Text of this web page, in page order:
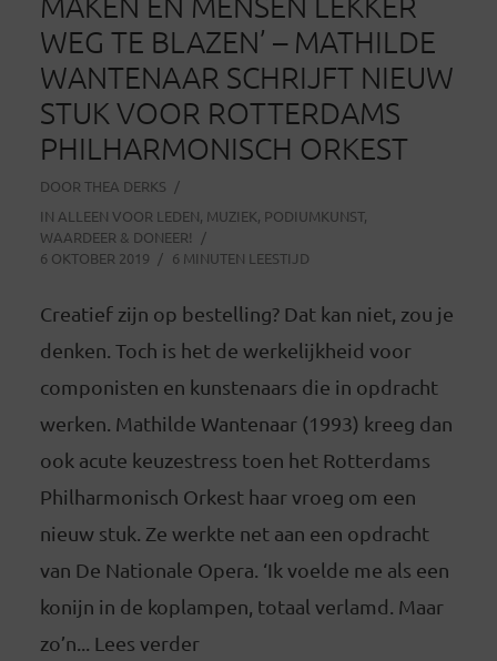
WEG TE BLAZEN’ – MATHILDE
WANTENAAR SCHRIJFT NIEUW
STUK VOOR ROTTERDAMS
PHILHARMONISCH ORKEST
DOOR THEA DERKS
IN ALLEEN VOOR LEDEN, MUZIEK, PODIUMKUNST,
WAARDEER & DONEER!
6 OKTOBER 2019
6 MINUTEN LEESTIJD
Creatief zijn op bestelling? Dat kan niet, zou je
denken. Toch is het de werkelijkheid voor
componisten en kunstenaars die in opdracht
werken. Mathilde Wantenaar (1993) kreeg dan
ook acute keuzestress toen het Rotterdams
Philharmonisch Orkest haar vroeg om een
nieuw stuk. Ze werkte net aan een opdracht
van De Nationale Opera. ‘Ik voelde me als een
konijn in de koplampen, totaal verlamd. Maar
zo’n... Lees verder